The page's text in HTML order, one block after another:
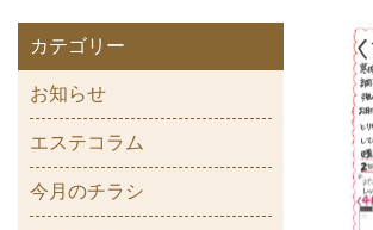
カテゴリー
お知らせ
エステコラム
今月のチラシ